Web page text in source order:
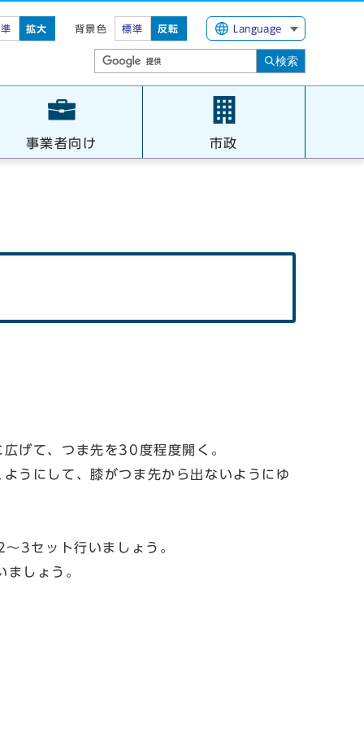
拡大 背景色 標準 反転 Language
検索
事業者向け 市政
げて、つま先を30度程度開く。
うにして、膝がつま先から出ないようにゆ
3セット行いましょう。
しょう。